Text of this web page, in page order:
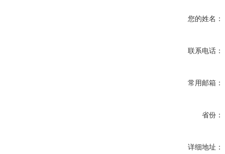
您的姓名：
联系电话：
常用邮箱：
省份：
详细地址：